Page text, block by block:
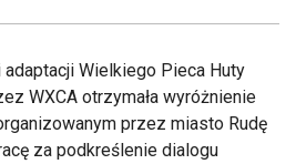
Wielkiego Pieca Huty
WXCA otrzymała wyróżnienie
przez miasto Rudę
za podkreślenie dialogu